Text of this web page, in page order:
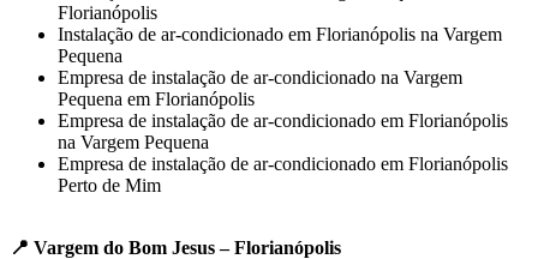
Florianópolis
Instalação de ar-condicionado em Florianópolis na Vargem
Pequena
Empresa de instalação de ar-condicionado na Vargem
Pequena em Florianópolis
Empresa de instalação de ar-condicionado em Florianópolis
na Vargem Pequena
Empresa de instalação de ar-condicionado em Florianópolis
Perto de Mim
📍 Vargem do Bom Jesus – Florianópolis